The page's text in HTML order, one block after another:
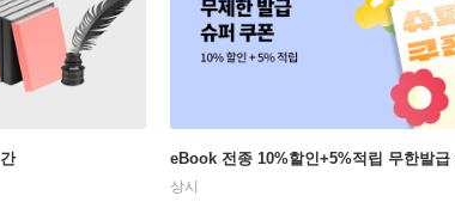
eBook 전종 10%할인+5%적립 무한발급
상시